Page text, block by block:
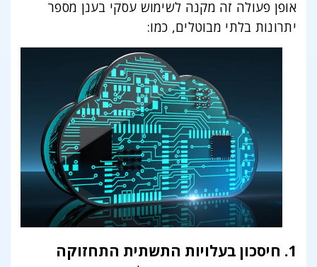
אופן פעולה זה מקנה לשימוש עסקי בענן מספר
יתרונות בלתי מבוטלים, כמו:
1. חיסכון בעלויות התשתית התחזוקה